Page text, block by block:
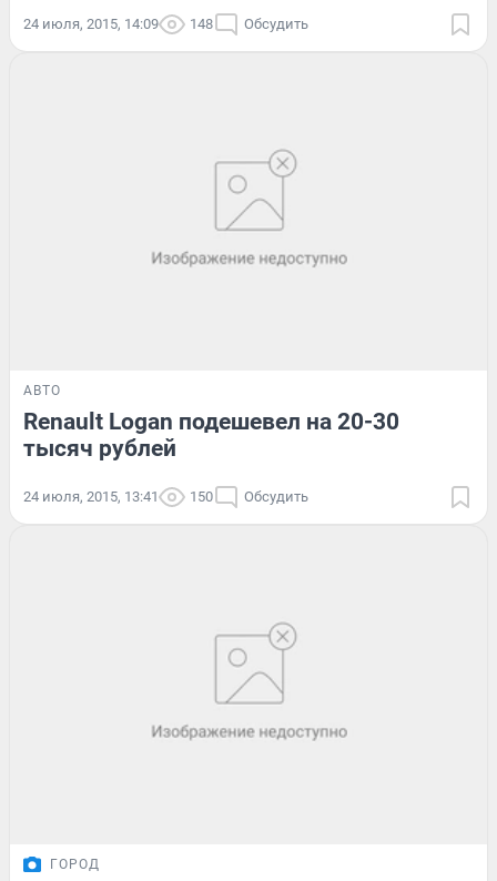
24 июля, 2015, 14:09 148 Обсудить
АВТО
Renault Logan подешевел на 20-30
тысяч рублей
24 июля, 2015, 13:41 150 Обсудить
ГОРОД